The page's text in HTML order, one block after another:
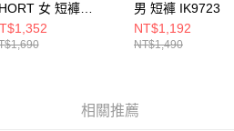
女 短褲
男 短褲 IK9723
NT$1,192
NT$1,490
相關推薦